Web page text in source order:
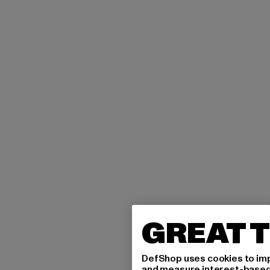
GREAT
DefShop uses cookies to